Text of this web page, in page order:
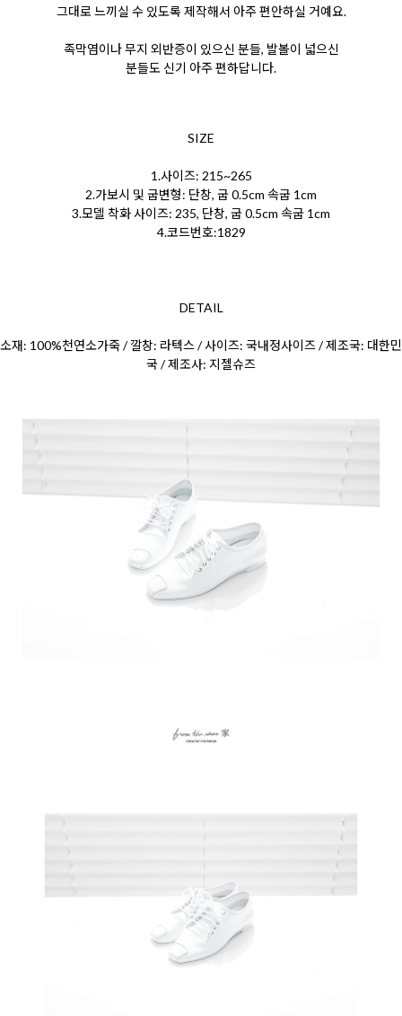
그대로 느끼실 수 있도록 제작해서 아주 편안하실 거예요.
족막염이나 무지 외반증이 있으신 분들, 발볼이 넓으신
분들도 신기 아주 편하답니다.
SIZE
1.사이즈: 215~265
2.가보시 및 굽변형: 단창, 굽 0.5cm 속굽 1cm
3.모델 착화 사이즈: 235, 단창, 굽 0.5cm 속굽 1cm
4.코드번호:1829
DETAIL
소재: 100%천연소가죽 / 깔창: 라텍스 / 사이즈: 국내정사이즈 / 제조국: 대한민
국 / 제조사: 지젤슈즈